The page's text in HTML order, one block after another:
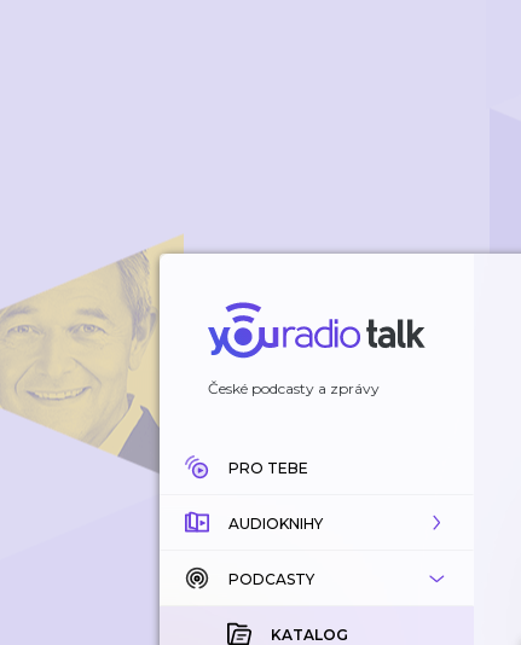
České podcasty a zprávy
PRO TEBE
AUDIOKNIHY
KATALOG
KOUPENÉ
PODCASTY
KATALOG